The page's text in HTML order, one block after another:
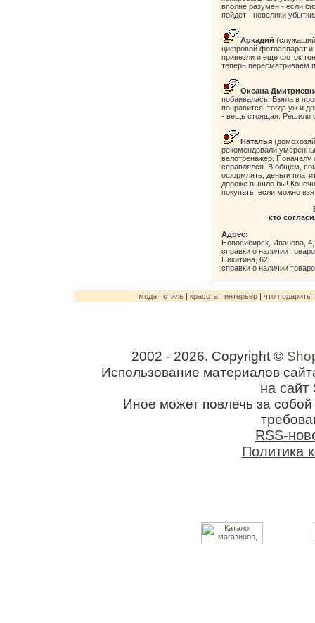
вполне разумен - если
пойдет - невелики убытки.
Аркадий
цифровой фотоаппарат и
привезли и еще фоток
теперь пересматриваем
Оксана
побаивалась. Взяла в
понравится, тогда уж и
- вещь стоящая. Решили
Наталья
рекомендовали
велотренажер. Поначалу
справлялся. В общем,
оформлять, деньги
дороже вышло бы!
покупать, если можно
кто
Адрес:
Новосибирск, Иванова, 4,
справки о наличии
Никитина, 62,
справки о наличии
мода | стиль | красота | интерьер | что подарить
2002 - 2026. Copyright ©
Использование материалов
на сайт
Иное может повлечь за
RSS-
Политика